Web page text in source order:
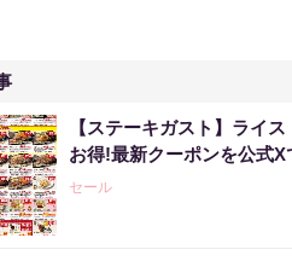
【ステーキガスト】ライ
お得!最新クーポンを公式X
セール